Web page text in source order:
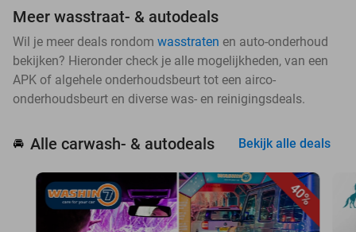
Meer wasstraat- & autodeals
Wil je meer deals rondom wasstraten en auto-onderhoud
bekijken? Hieronder check je alle mogelijkheden, van een
APK of algehele onderhoudsbeurt tot een airco-
onderhoudsbeurt en diverse was- en reinigingsdeals.
🚘 Alle carwash- & autodeals Bekijk alle deals
40%